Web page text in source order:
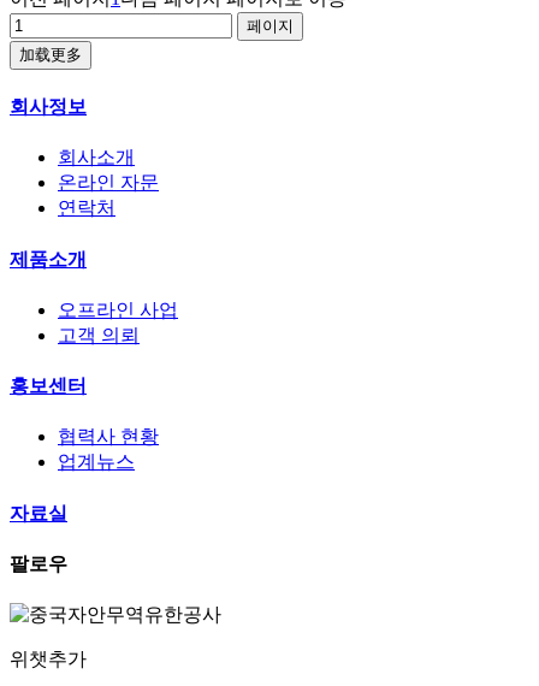
加载更多
회사정보
회사소개
온라인 자문
연락처
제품소개
오프라인 사업
고객 의뢰
홍보센터
협력사 현황
업계뉴스
자료실
팔로우
위챗추가